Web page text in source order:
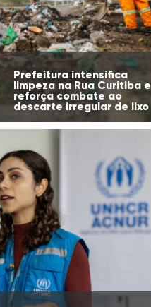
Prefeitura intensifica
limpeza na Rua Curitiba e
reforça combate ao
descarte irregular de lixo